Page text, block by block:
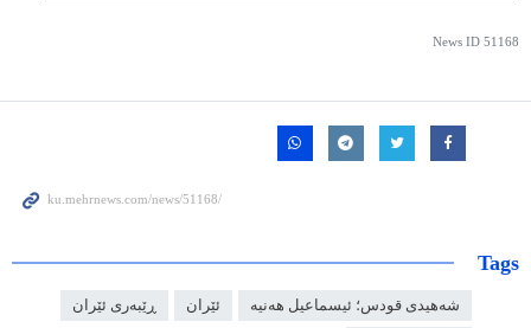
News ID 51168
Tags
شەهیدی قودس؛ ئیسماعیل هەنیە ئێران ڕێبەری ئێران